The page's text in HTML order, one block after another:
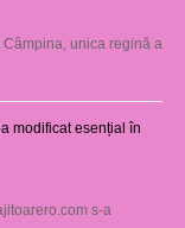
unica regină a
modificat esențial în
s-a